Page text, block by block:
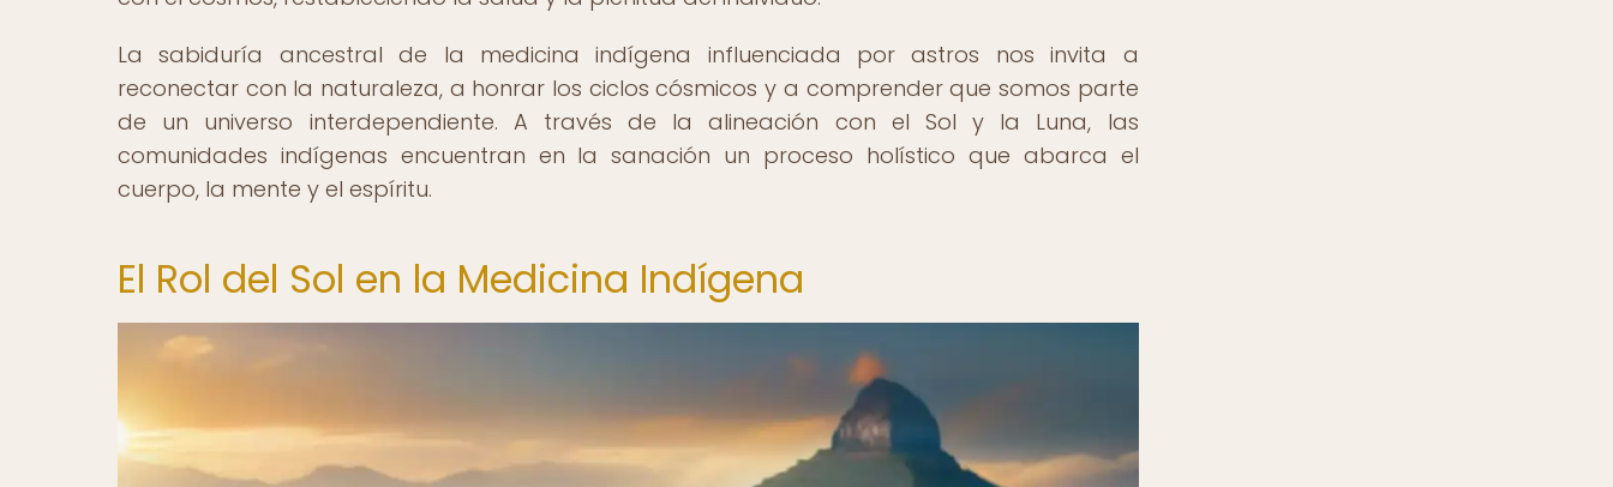
La sabiduría ancestral de la medicina indígena influenciada por astros nos invita a
reconectar con la naturaleza, a honrar los ciclos cósmicos y a comprender que somos parte
de un universo interdependiente. A través de la alineación con el Sol y la Luna, las
comunidades indígenas encuentran en la sanación un proceso holístico que abarca el
cuerpo, la mente y el espíritu.
El Rol del Sol en la Medicina Indígena